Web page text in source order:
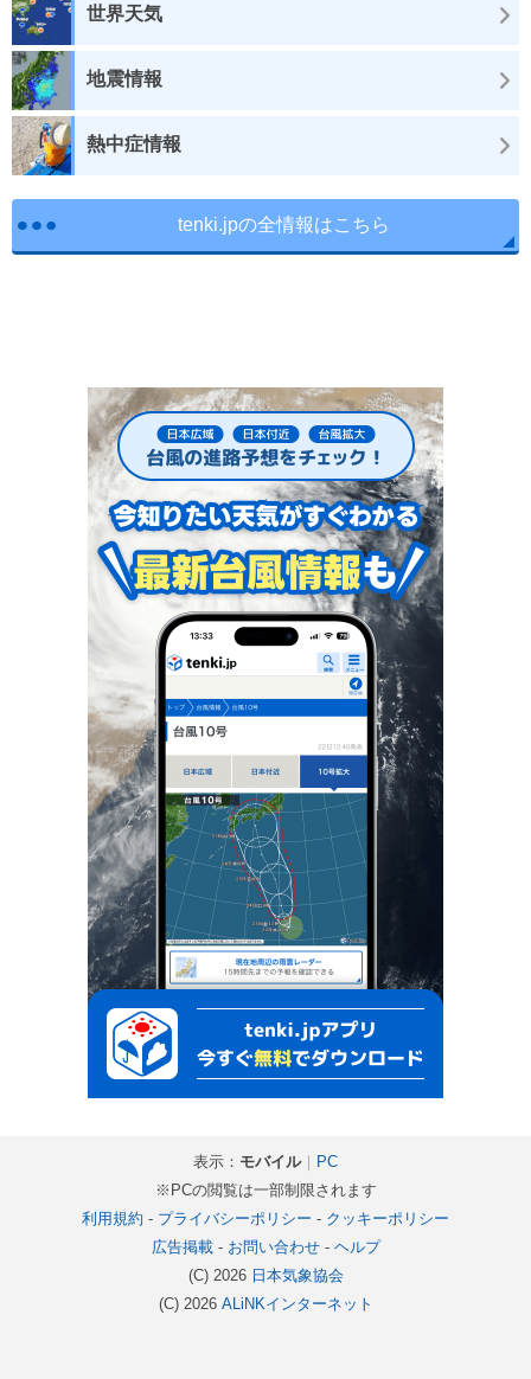
世界天気
地震情報
熱中症情報
tenki.jpの全情報はこちら
表示： モバイル｜ PC
※PCの閲覧は一部制限されます
利用規約 - プライバシーポリシー - クッキーポリシー
広告掲載- お問い合わせ- ヘルプ
(C) 2026 日本気象協会
(C) 2026 ALiNKインターネット